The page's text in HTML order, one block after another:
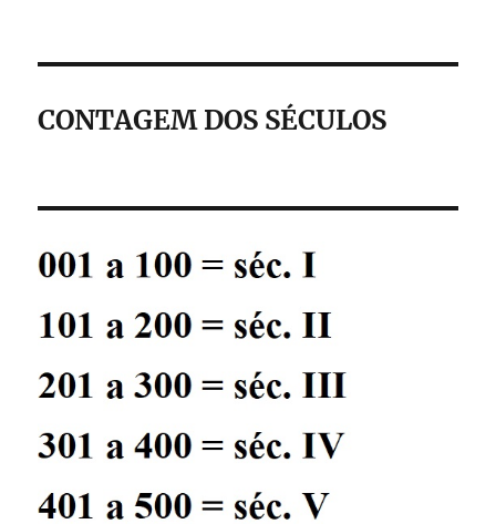
CONTAGEM DOS SÉCULOS